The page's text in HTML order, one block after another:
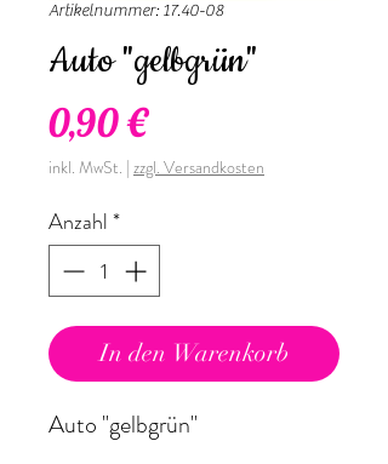
Artikelnummer: 17.40-08
Auto "gelbgrün"
0,90 €Preis
inkl. MwSt. | zzgl. Versandkosten
Anzahl*
In den Warenkorb
Auto "gelbgrün"